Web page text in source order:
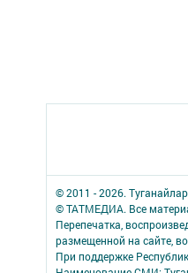
© 2011 - 2026.
© ТАТМЕДИА. Все
Перепечатка,
размещенной на сайте,
При поддержке